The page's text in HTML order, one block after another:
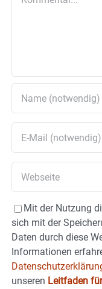
Mit der Nutzung
sich mit der
Daten durch diese
Informationen
unseren Leitfaden